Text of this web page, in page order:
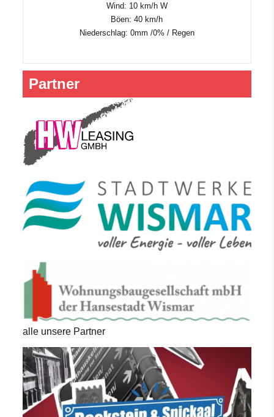
Wind: 10 km/h W
Böen: 40 km/h
Niederschlag: 0mm /0% / Regen
Partner
alle unsere Partner